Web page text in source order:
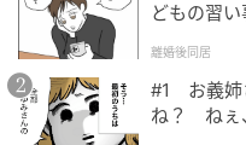
どもの習
離婚後同居
#1 お義姉
ね？ ねぇ